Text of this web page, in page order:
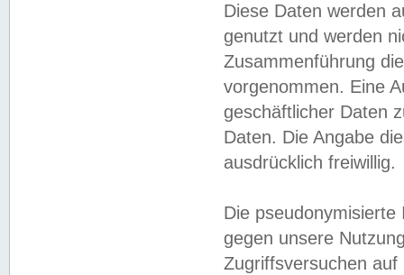
Diese Daten werden
genutzt und werden
Zusammenführung
vorgenommen. Eine
geschäftlicher Daten
Daten. Die Angabe
ausdrücklich freiwillig.
Die
gegen unsere
Zugriffsversuchen